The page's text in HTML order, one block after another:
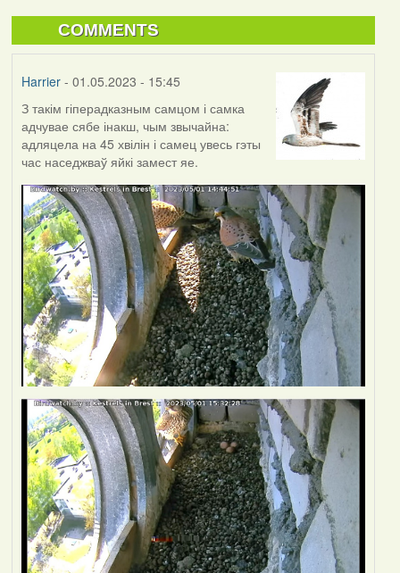
COMMENTS
Harrier- 01.05.2023 - 15:45
З такім гіперадказным самцом і самка
адчувае сябе інакш, чым звычайна:
адляцела на 45 хвілін і самец увесь гэты
час наседжваў яйкі замест яе.